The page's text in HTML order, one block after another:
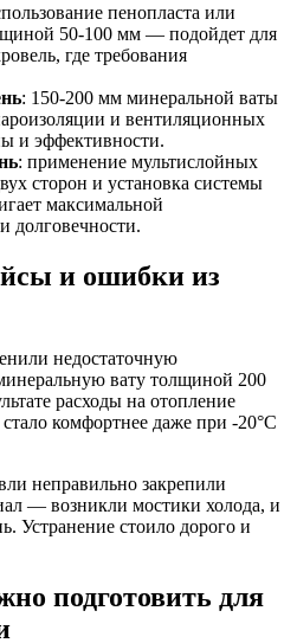
пенопласта или
50-100 мм — подойдет для
где требования
: 150-200 мм минеральной ваты
и вентиляционных
и эффективности.
: применение мультислойных
сторон и установка системы
максимальной
долговечности.
и ошибки из
недостаточную
вату толщиной 200
расходы на отопление
комфортнее даже при -20°C
неправильно закрепили
— возникли мостики холода, и
Устранение стоило дорого и
подготовить для